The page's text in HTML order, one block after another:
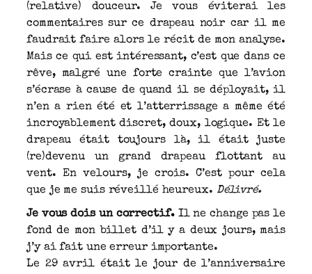
(relative) douceur. Je vous éviterai les
commentaires sur ce drapeau noir car il me
faudrait faire alors le récit de mon analyse.
Mais ce qui est intéressant, c’est que dans ce
rêve, malgré une forte crainte que l’avion
s’écrase à cause de quand il se déployait, il
n’en a rien été et l’atterrissage a même été
incroyablement discret, doux, logique. Et le
drapeau était toujours là, il était juste
(re)devenu un grand drapeau flottant au
vent. En velours, je crois. C’est pour cela
que je me suis réveillé heureux. Délivré.
Je vous dois un correctif.Il ne change pas le
fond de mon billet d’il y a deux jours, mais
j’y ai fait une erreur importante.
Le 29 avril était le jour de l’anniversaire